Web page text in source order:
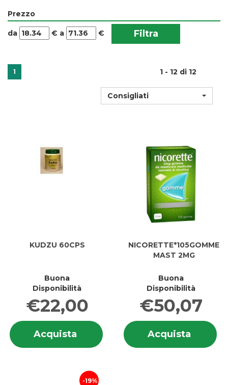
Prezzo
filtra
da
da €
filtra
a
a €
1 1 - 12 di 12
Consigliati
KUDZU 60CPS
Buona
Disponibilità
€22,00
Acquista
Acquista KUDZU
60CPS al
Informazioni
su KUDZU
60CPS
NICORETTE*105GOMME
MAST 2MG
Buona
Disponibilità
€50,07
Acquista
MAST
19%